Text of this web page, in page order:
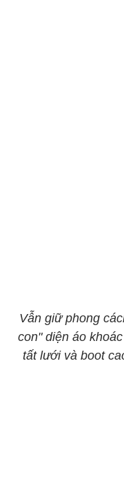
Vẫn giữ phong
con" diện áo
tất lưới và boot